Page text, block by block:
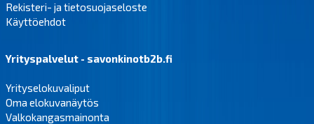
Rekisteri- ja tietosuojaseloste
Käyttöehdot
Yrityspalvelut - savonkinotb2b.fi
Yrityselokuvaliput
Oma elokuvanäytös
Valkokangasmainonta